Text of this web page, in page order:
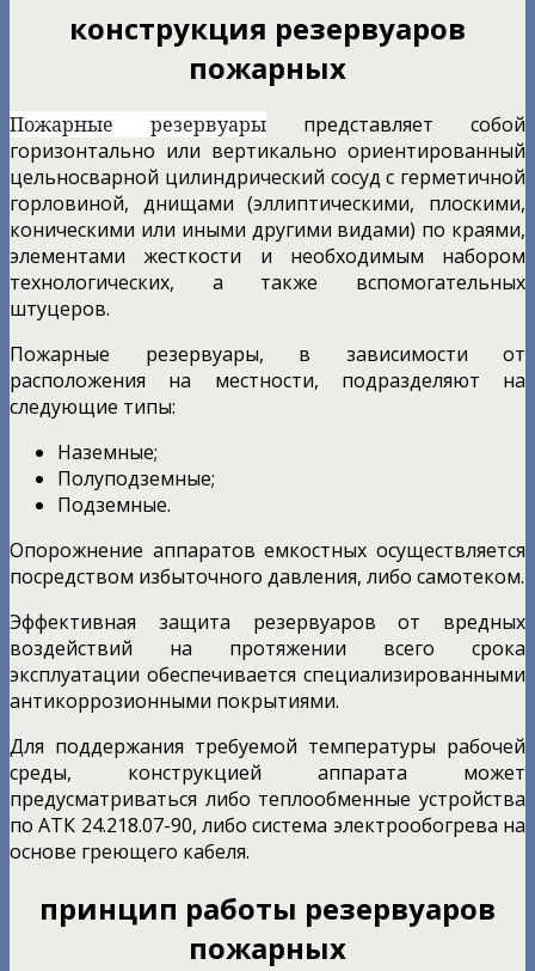
конструкция резервуаров
пожарных
Пожарные резервуары представляет собой
горизонтально или вертикально ориентированный
цельносварной цилиндрический сосуд с герметичной
горловиной, днищами (эллиптическими, плоскими,
коническими или иными другими видами) по краями,
элементами жесткости и необходимым набором
технологических, а также вспомогательных
штуцеров.
Пожарные резервуары, в зависимости от
расположения на местности, подразделяют на
следующие типы:
Наземные;
Полуподземные;
Подземные.
Опорожнение аппаратов емкостных осуществляется
посредством избыточного давления, либо самотеком.
Эффективная защита резервуаров от вредных
воздействий на протяжении всего срока
эксплуатации обеспечивается специализированными
антикоррозионными покрытиями.
Для поддержания требуемой температуры рабочей
среды, конструкцией аппарата может
предусматриваться либо теплообменные устройства
по АТК 24.218.07-90, либо система электрообогрева на
основе греющего кабеля.
принцип работы резервуаров
пожарных